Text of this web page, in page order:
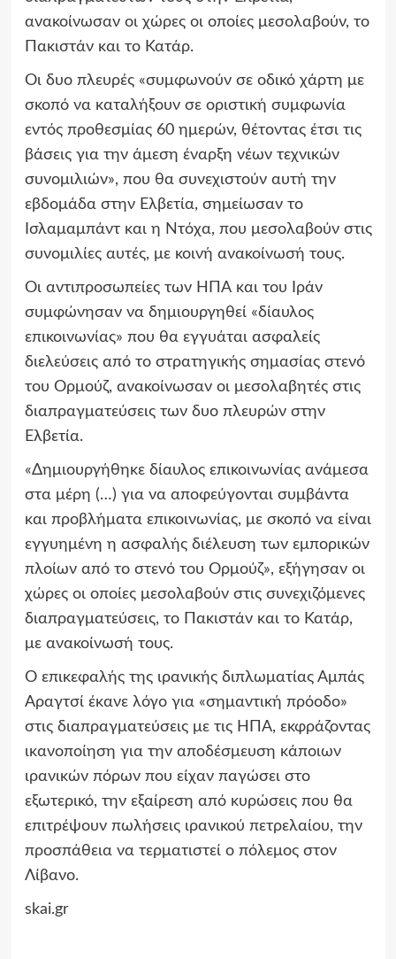
ανακοίνωσαν οι χώρες οι οποίες μεσολαβούν, το
Πακιστάν και το Κατάρ.
Οι δυο πλευρές «συμφωνούν σε οδικό χάρτη με
σκοπό να καταλήξουν σε οριστική συμφωνία
εντός προθεσμίας 60 ημερών, θέτοντας έτσι τις
βάσεις για την άμεση έναρξη νέων τεχνικών
συνομιλιών», που θα συνεχιστούν αυτή την
εβδομάδα στην Ελβετία, σημείωσαν το
Ισλαμαμπάντ και η Ντόχα, που μεσολαβούν στις
συνομιλίες αυτές, με κοινή ανακοίνωσή τους.
Οι αντιπροσωπείες των ΗΠΑ και του Ιράν
συμφώνησαν να δημιουργηθεί «δίαυλος
επικοινωνίας» που θα εγγυάται ασφαλείς
διελεύσεις από το στρατηγικής σημασίας στενό
του Ορμούζ, ανακοίνωσαν οι μεσολαβητές στις
διαπραγματεύσεις των δυο πλευρών στην
Ελβετία.
«Δημιουργήθηκε δίαυλος επικοινωνίας ανάμεσα
στα μέρη (…) για να αποφεύγονται συμβάντα
και προβλήματα επικοινωνίας, με σκοπό να είναι
εγγυημένη η ασφαλής διέλευση των εμπορικών
πλοίων από το στενό του Ορμούζ», εξήγησαν οι
χώρες οι οποίες μεσολαβούν στις συνεχιζόμενες
διαπραγματεύσεις, το Πακιστάν και το Κατάρ,
με ανακοίνωσή τους.
Ο επικεφαλής της ιρανικής διπλωματίας Αμπάς
Αραγτσί έκανε λόγο για «σημαντική πρόοδο»
στις διαπραγματεύσεις με τις ΗΠΑ, εκφράζοντας
ικανοποίηση για την αποδέσμευση κάποιων
ιρανικών πόρων που είχαν παγώσει στο
εξωτερικό, την εξαίρεση από κυρώσεις που θα
επιτρέψουν πωλήσεις ιρανικού πετρελαίου, την
προσπάθεια να τερματιστεί ο πόλεμος στον
Λίβανο.
skai.gr